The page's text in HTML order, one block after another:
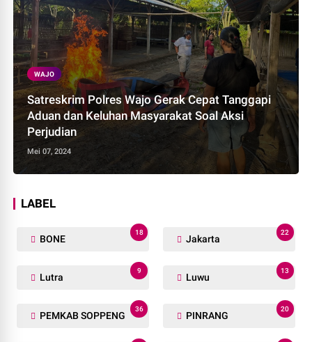
WAJO
Satreskrim Polres Wajo Gerak Cepat Tanggapi
Aduan dan Keluhan Masyarakat Soal Aksi
Perjudian
Mei 07, 2024
LABEL
BONE
18
Jakarta
22
Lutra
9
Luwu
13
PEMKAB SOPPENG
36
PINRANG
20